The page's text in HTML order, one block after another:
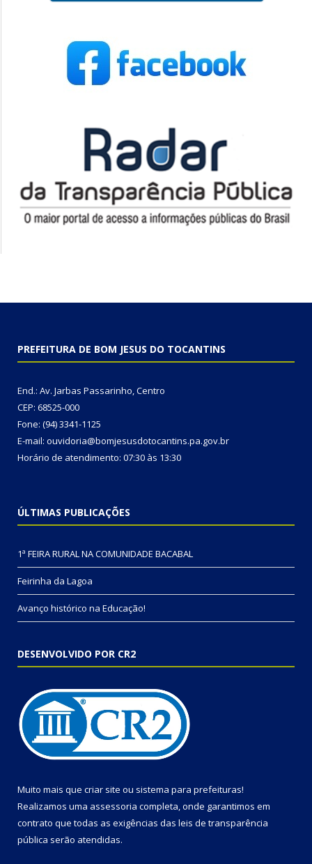
PREFEITURA DE BOM JESUS DO TOCANTINS
End.: Av. Jarbas Passarinho, Centro
CEP: 68525-000
Fone: (94) 3341-1125
E-mail: ouvidoria@bomjesusdotocantins.pa.gov.br
Horário de atendimento: 07:30 às 13:30
ÚLTIMAS PUBLICAÇÕES
1ª FEIRA RURAL NA COMUNIDADE BACABAL
Feirinha da Lagoa
Avanço histórico na Educação!
DESENVOLVIDO POR CR2
Muito mais que criar site ou sistema para prefeituras!
Realizamos uma assessoria completa, onde garantimos em
contrato que todas as exigências das leis de transparência
pública serão atendidas.